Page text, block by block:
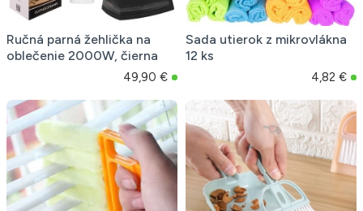
Ručná parná žehlička na
oblečenie 2000W, čierna
49,90 €
Sada utierok z mikrovlákna
12 ks
4,82 €